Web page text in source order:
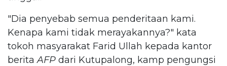
"Dia penyebab semua penderitaan kami.
Kenapa kami tidak merayakannya?" kata
tokoh masyarakat Farid Ullah kepada kantor
beritaAFP dari Kutupalong, kamp pengungsi